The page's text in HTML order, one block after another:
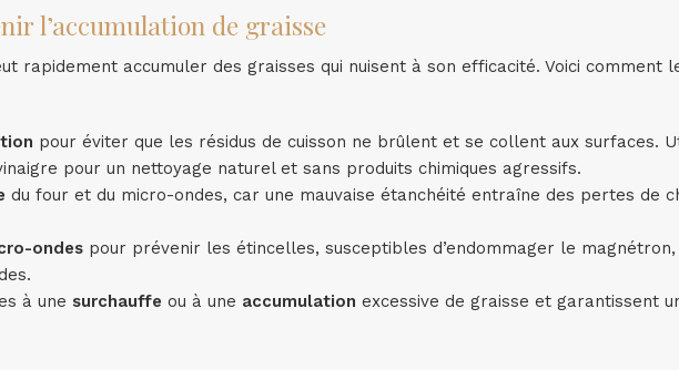
l’accumulation de graisse
rapidement accumuler des graisses qui nuisent à son efficacité. Voici comment
pour éviter que les résidus de cuisson ne brûlent et se collent aux surfaces.
pour un nettoyage naturel et sans produits chimiques agressifs.
du four et du micro-ondes, car une mauvaise étanchéité entraîne des pertes de
ondes pour prévenir les étincelles, susceptibles d’endommager le
à une surchauffe ou à une accumulation excessive de graisse et garantissent